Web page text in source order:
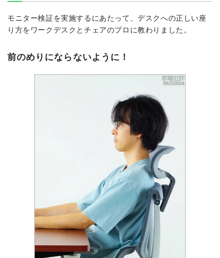
モニター検証を実施するにあたって、デスクへの正しい座
り方をワークデスクとチェアのプロに教わりました。
前のめりにならないように！